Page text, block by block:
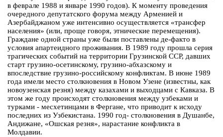
в феврале 1988 и январе 1990 годов). К моменту проведения
очередного депутатского форума между Арменией и
Азербайджаном уже интенсивно осуществляется «трансфер
населения» (или, проще говоря, этнические перемещения).
Граждане одной страны уже были поставлены де-факто в
условия апартеидного проживания. В 1989 году прошла серия
трагических событий на территории Грузинской ССР, давших
старт грузино-осетинскому, грузино-абхазскому и
впоследствие грузино-российскому конфликтам. В июне 1989
года имели место столкновения в Новом Узене (известны, как
новоузенская резня) между казахами и выходцами с Кавказа. В
этом же году происходят столкновения между узбеками и
турками - месхетинцами в Фергане, что приводит к исходу
последних из Узбекистана. 1990 год- столкновения в Душанбе,
Андижане, «Ошская резня», нарастание конфликта в
Молдавии.